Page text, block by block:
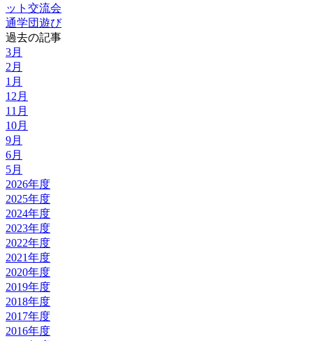
ット交流会
通学団遊び
過去の記事
3月
2月
1月
12月
11月
10月
9月
6月
5月
2026年度
2025年度
2024年度
2023年度
2022年度
2021年度
2020年度
2019年度
2018年度
2017年度
2016年度